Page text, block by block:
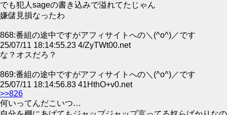
でも犯人sageの書き込みで溢れてたじゃん
嫌儲見損なったわ
868:番組の途中ですがアフィサイトへの＼(^o^)／です
25/07/11 18:14:55.23 4/ZyTWt00.net
な？オスだろ？
869:番組の途中ですがアフィサイトへの＼(^o^)／です
25/07/11 18:14:56.83 41HthO+v0.net
>>826
何いってんだこいつ…